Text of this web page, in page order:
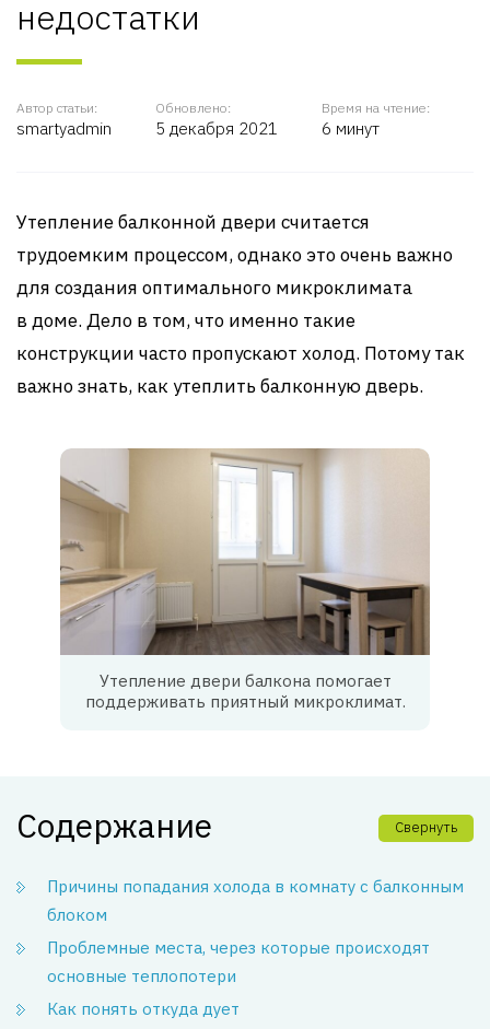
недостатки
Автор статьи:
smartyadmin
Обновлено:
5 декабря 2021
Время на чтение:
6 минут
Утепление балконной двери считается
трудоемким процессом, однако это очень важно
для создания оптимального микроклимата
в доме. Дело в том, что именно такие
конструкции часто пропускают холод. Потому так
важно знать, как утеплить балконную дверь.
Утепление двери балкона помогает
поддерживать приятный микроклимат.
Содержание Свернуть
Причины попадания холода в комнату с балконным
блоком
Проблемные места, через которые происходят
основные теплопотери
Как понять откуда дует